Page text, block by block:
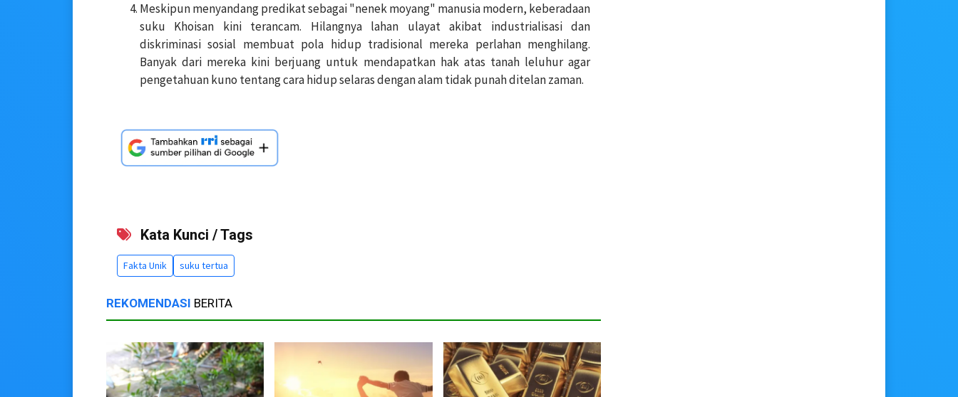
Meskipun menyandang predikat sebagai "nenek moyang" manusia modern, keberadaan
suku Khoisan kini terancam. Hilangnya lahan ulayat akibat industrialisasi dan
diskriminasi sosial membuat pola hidup tradisional mereka perlahan menghilang.
Banyak dari mereka kini berjuang untuk mendapatkan hak atas tanah leluhur agar
pengetahuan kuno tentang cara hidup selaras dengan alam tidak punah ditelan zaman.
Kata Kunci / Tags
Fakta Unik suku tertua
REKOMENDASI BERITA